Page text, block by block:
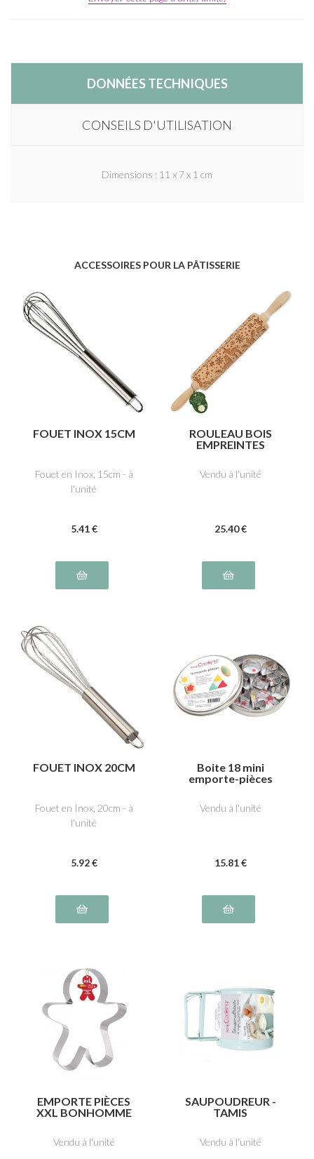
DONNÉES TECHNIQUES
CONSEILS D'UTILISATION
Dimensions : 11 x 7 x 1 cm
ACCESSOIRES POUR LA PÂTISSERIE
FOUET INOX 15CM
Fouet en Inox, 15cm - à
l'unité
5.41 €
ROULEAU BOIS
EMPREINTES
Vendu à l'unité
25.40 €
FOUET INOX 20CM
Fouet en Inox, 20cm - à
l'unité
5.92 €
Boite 18 mini
emporte-pièces
Vendu à l'unité
15.81 €
EMPORTE PIÈCES
XXL BONHOMME
Vendu à l'unité
SAUPOUDREUR -
TAMIS
Vendu à l'unité